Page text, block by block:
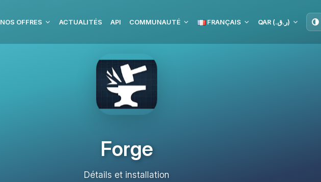
NOS OFFRES ACTUALITÉS API COMMUNAUTÉ FRANÇAIS QAR (ر.ق.‏)
Forge
Détails et installation